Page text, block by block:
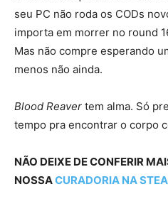
seu PC não roda os CODs
importa em morrer no round
Mas não compre esperando
menos não ainda.
Blood Reaver tem alma. Só
tempo pra encontrar o corpo
NÃO DEIXE DE CONFERIR
NOSSACURADORIA NA